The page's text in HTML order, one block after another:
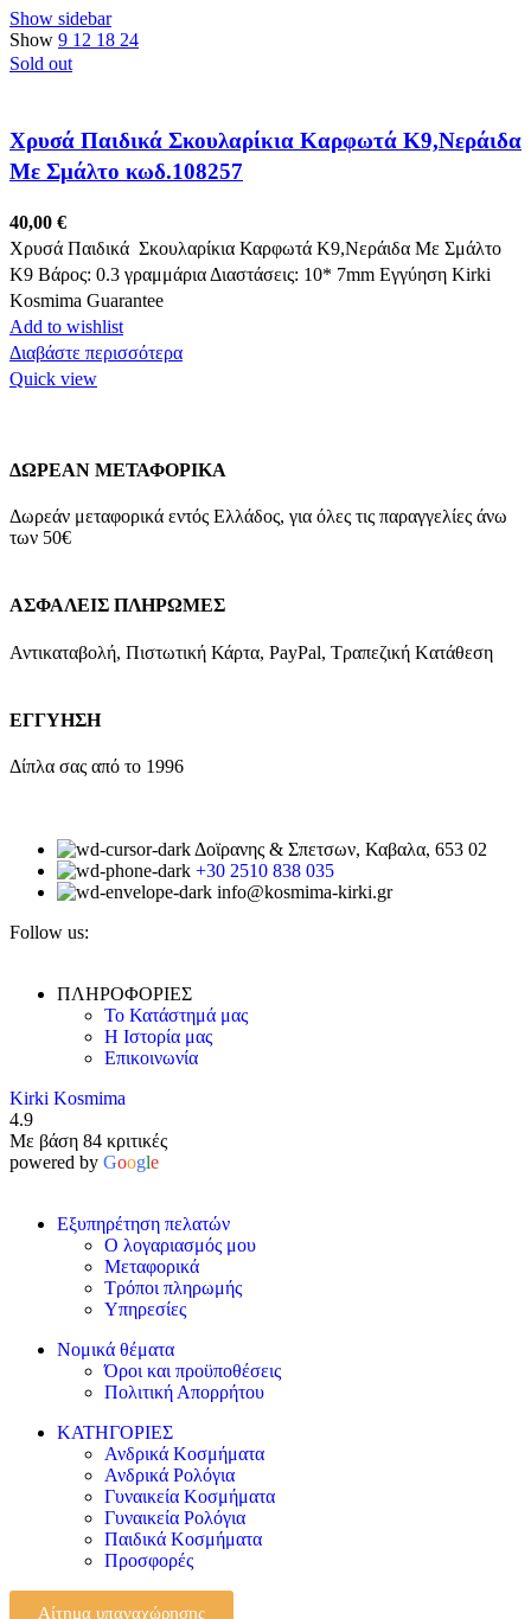
Show sidebar
Show 9 12 18 24
Sold out
Χρυσά Παιδικά Σκουλαρίκια Καρφωτά Κ9,Νεράιδα
Με Σμάλτο κωδ.108257
40,00 €
Χρυσά Παιδικά Σκουλαρίκια Καρφωτά Κ9,Νεράιδα Με Σμάλτο
K9 Βάρος: 0.3 γραμμάρια Διαστάσεις: 10* 7mm Εγγύηση Kirki
Kosmima Guarantee
Add to wishlist
Διαβάστε περισσότερα
Quick view
ΔΩΡΕΑΝ ΜΕΤΑΦΟΡΙΚΑ
Δωρεάν μεταφορικά εντός Ελλάδος, για όλες τις παραγγελίες άνω
των 50€
ΑΣΦΑΛΕΙΣ ΠΛΗΡΩΜΕΣ
Αντικαταβολή, Πιστωτική Κάρτα, PayPal, Τραπεζική Kατάθεση
ΕΓΓΥΗΣΗ
Δίπλα σας από το 1996
Δοϊρανης & Σπετσων, Καβαλα, 653 02
+30 2510 838 035
info@kosmima-kirki.gr
Follow us:
ΠΛΗΡΟΦΟΡΙΕΣ
Το Κατάστημά μας
Η Ιστορία μας
Επικοινωνία
Kirki Kosmima
4.9
Με βάση 84 κριτικές
powered by Google
Εξυπηρέτηση πελατών
Ο λογαριασμός μου
Μεταφορικά
Τρόποι πληρωμής
Υπηρεσίες
Νομικά θέματα
Όροι και προϋποθέσεις
Πολιτική Απορρήτου
ΚΑΤΗΓΟΡΙΕΣ
Ανδρικά Κοσμήματα
Ανδρικά Ρολόγια
Γυναικεία Κοσμήματα
Γυναικεία Ρολόγια
Παιδικά Κοσμήματα
Προσφορές
Αίτημα υπαναχώρησης